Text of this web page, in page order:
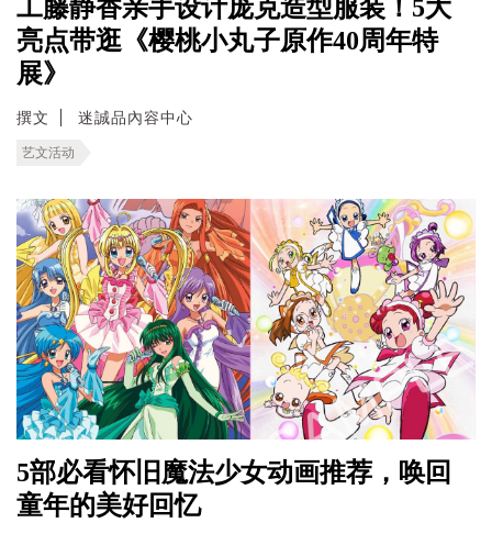
工藤静香亲手设计庞克造型服装！5大
亮点带逛《樱桃小丸子原作40周年特
展》
撰文 迷誠品內容中心
艺文活动
5部必看怀旧魔法少女动画推荐，唤回
童年的美好回忆